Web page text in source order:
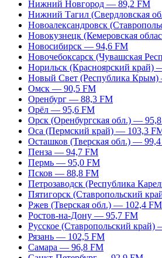
Нижний Новгород — 89,2 FM
Нижний Тагил (Свердловская
Новоалександровск
Новокузнецк (Кемеровская
Новосибирск — 94,6 FM
Новочебоксарск (Чувашская
Норильск (Красноярский край)
Новый Свет (Республика
Омск — 90,5 FM
Оренбург — 88,3 FM
Орёл — 95,6 FM
Орск (Оренбургская обл.) —
Оса (Пермский край) — 103,3
Осташков (Тверская обл.) —
Пенза — 94,7 FM
Пермь — 95,0 FM
Псков — 88,8 FM
Петрозаводск (Республика
Пятигорск (Ставропольский
Ржев (Тверская обл.) — 102,4 FM
Ростов-на-Дону — 95,7 FM
Русское (Ставропольский
Рязань — 102,5 FM
Самара — 96,8 FM